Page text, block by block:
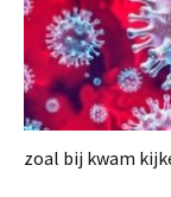
zoal bij kwam